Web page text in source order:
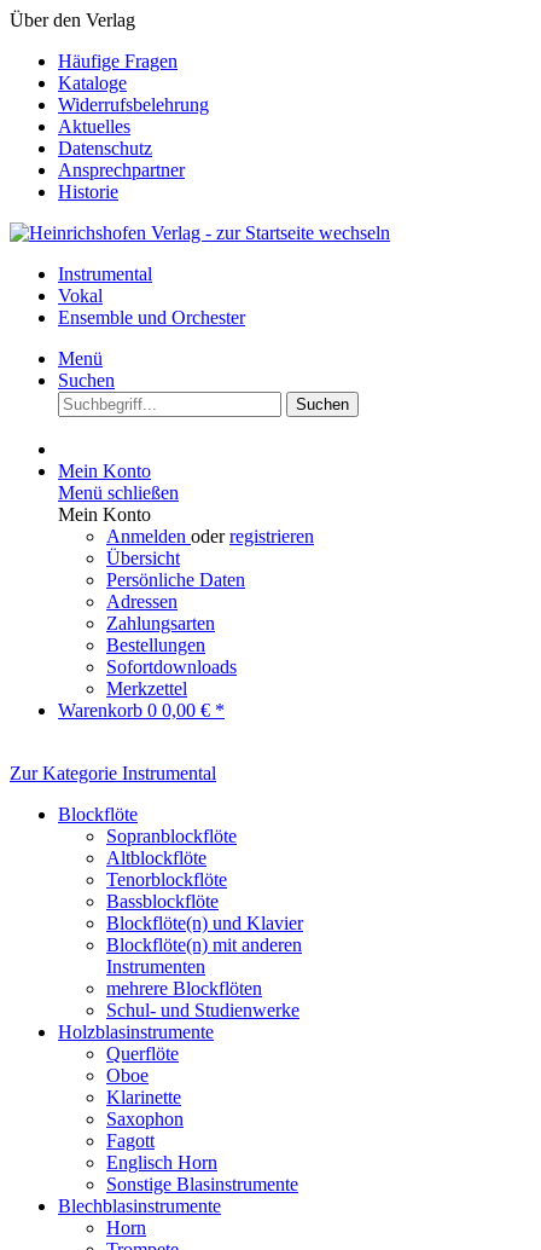
Über den Verlag
Häufige Fragen
Kataloge
Widerrufsbelehrung
Aktuelles
Datenschutz
Ansprechpartner
Historie
Instrumental
Vokal
Ensemble und Orchester
Menü
Suchen
Suchen
Mein Konto
Menü schließen
Mein Konto
Anmelden oderregistrieren
Übersicht
Persönliche Daten
Adressen
Zahlungsarten
Bestellungen
Sofortdownloads
Merkzettel
Warenkorb 0 0,00 € *
Zur Kategorie Instrumental
Blockflöte
Sopranblockflöte
Altblockflöte
Tenorblockflöte
Bassblockflöte
Blockflöte(n) und Klavier
Blockflöte(n) mit anderen
Instrumenten
mehrere Blockflöten
Schul- und Studienwerke
Holzblasinstrumente
Querflöte
Oboe
Klarinette
Saxophon
Fagott
Englisch Horn
Sonstige Blasinstrumente
Blechblasinstrumente
Horn